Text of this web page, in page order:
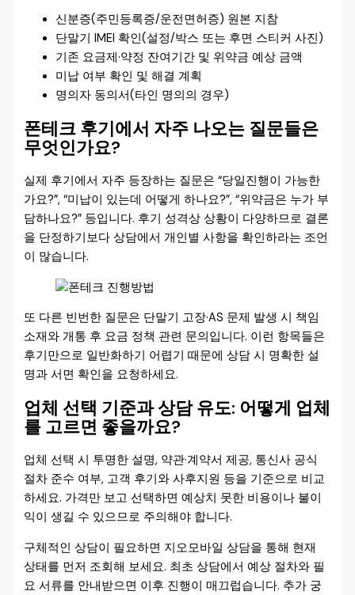
신분증(주민등록증/운전면허증) 원본 지참
단말기 IMEI 확인(설정/박스 또는 후면 스티커 사진)
기존 요금제·약정 잔여기간 및 위약금 예상 금액
미납 여부 확인 및 해결 계획
명의자 동의서(타인 명의의 경우)
폰테크 후기에서 자주 나오는 질문들은
무엇인가요?
실제 후기에서 자주 등장하는 질문은 “당일진행이 가능한
가요?”, “미납이 있는데 어떻게 하나요?”, “위약금은 누가 부
담하나요?” 등입니다. 후기 성격상 상황이 다양하므로 결론
을 단정하기보다 상담에서 개인별 사항을 확인하라는 조언
이 많습니다.
또 다른 빈번한 질문은 단말기 고장·AS 문제 발생 시 책임
소재와 개통 후 요금 정책 관련 문의입니다. 이런 항목들은
후기만으로 일반화하기 어렵기 때문에 상담 시 명확한 설
명과 서면 확인을 요청하세요.
업체 선택 기준과 상담 유도: 어떻게 업체
를 고르면 좋을까요?
업체 선택 시 투명한 설명, 약관·계약서 제공, 통신사 공식
절차 준수 여부, 고객 후기와 사후지원 등을 기준으로 비교
하세요. 가격만 보고 선택하면 예상치 못한 비용이나 불이
익이 생길 수 있으므로 주의해야 합니다.
구체적인 상담이 필요하면 지오모바일 상담을 통해 현재
상태를 먼저 조회해 보세요. 최초 상담에서 예상 절차와 필
요 서류를 안내받으면 이후 진행이 매끄럽습니다. 추가 궁